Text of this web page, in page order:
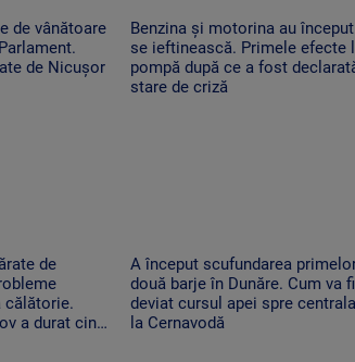
de vânătoare
de Nicușor
Benzina și motorina au
se ieftinească. Primele efecte
pompă după ce a fost
stare de criză
de
călătorie.
a durat cinci
A început scufundarea
două barje în Dunăre. Cum va fi
deviat cursul apei spre
la Cernavodă